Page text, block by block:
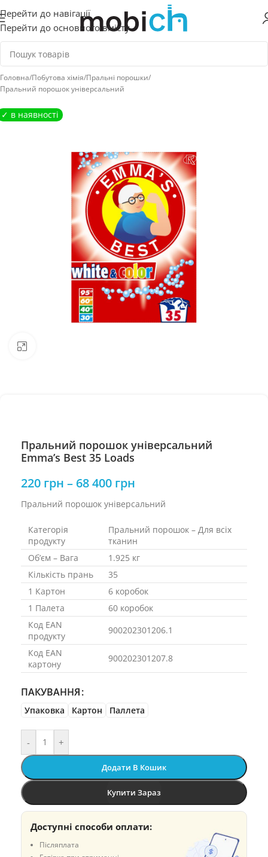
Перейти до навігації
Перейти до основного вмісту
Головна/Побутова хімія/Пральні порошки/
Пральний порошок універсальний
Пральний порошок універсальний
Emma’s Best 35 Loads
220 грн – 68 400 грн
Пральний порошок універсальний
Категорія
продукту
Пральний порошок – Для всіх
тканин
Об’єм – Вага
1.925 кг
Кількість прань
35
1 Картон
6 коробок
1 Палета
60 коробок
Код EAN
продукту
900202301206.1
Код EAN
картону
900202301207.8
ПАКУВАННЯ
Упаковка Картон Паллета
- +
Додати В Кошик
Купити Зараз
Доступні способи оплати:
Післяплата